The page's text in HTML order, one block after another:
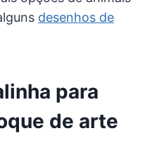
desenhos de
para
de arte